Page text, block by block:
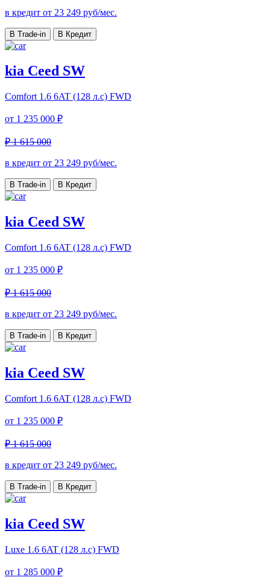
в кредит от 23 249 руб/мес.
В Trade-in В Кредит
kia Ceed SW
Comfort 1.6 6AT (128 л.с) FWD
от 1 235 000 ₽
₽ 1 615 000
в кредит от 23 249 руб/мес.
В Trade-in В Кредит
kia Ceed SW
Comfort 1.6 6AT (128 л.с) FWD
от 1 235 000 ₽
₽ 1 615 000
в кредит от 23 249 руб/мес.
В Trade-in В Кредит
kia Ceed SW
Comfort 1.6 6AT (128 л.с) FWD
от 1 235 000 ₽
₽ 1 615 000
в кредит от 23 249 руб/мес.
В Trade-in В Кредит
kia Ceed SW
Luxe 1.6 6AT (128 л.с) FWD
от 1 285 000 ₽